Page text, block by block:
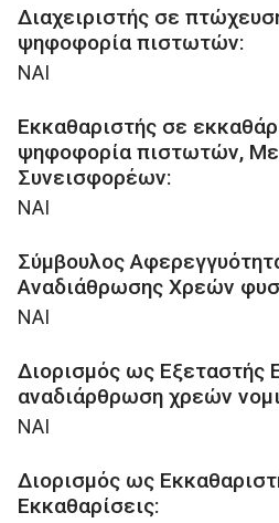
Διαχειριστής σε
ψηφοφορία πιστωτών:
ΝΑΙ
Εκκαθαριστής σε
ψηφοφορία πιστωτών,
Συνεισφορέων:
ΝΑΙ
Σύμβουλος
Αναδιάθρωσης Χρεών
ΝΑΙ
Διορισμός ως Εξεταστής
αναδιάρθρωση χρεών
ΝΑΙ
Διορισμός ως
Εκκαθαρίσεις: